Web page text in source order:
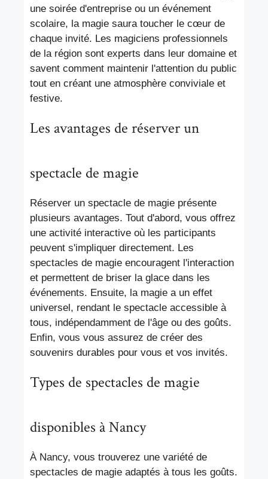
une soirée d'entreprise ou un événement
scolaire, la magie saura toucher le cœur de
chaque invité. Les magiciens professionnels
de la région sont experts dans leur domaine et
savent comment maintenir l'attention du public
tout en créant une atmosphère conviviale et
festive.
Les avantages de réserver un
spectacle de magie
Réserver un spectacle de magie présente
plusieurs avantages. Tout d'abord, vous offrez
une activité interactive où les participants
peuvent s'impliquer directement. Les
spectacles de magie encouragent l'interaction
et permettent de briser la glace dans les
événements. Ensuite, la magie a un effet
universel, rendant le spectacle accessible à
tous, indépendamment de l'âge ou des goûts.
Enfin, vous vous assurez de créer des
souvenirs durables pour vous et vos invités.
Types de spectacles de magie
disponibles à Nancy
À Nancy, vous trouverez une variété de
spectacles de magie adaptés à tous les goûts.